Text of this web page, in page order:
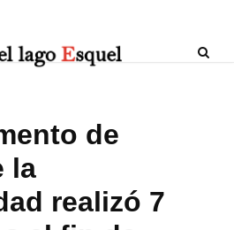
de
la
realizó 7